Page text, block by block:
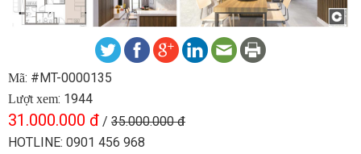
Mã: #MT-0000135
Lượt xem: 1944
31.000.000 đ / 35.000.000 đ
HOTLINE: 0901 456 968